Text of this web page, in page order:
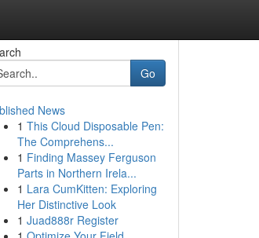
Go
News
1 This Cloud Disposable Pen:
The Comprehens...
1 Finding Massey Ferguson
Parts in Northern Irela...
1 Lara CumKitten: Exploring
Her Distinctive Look
1 Juad888r Register